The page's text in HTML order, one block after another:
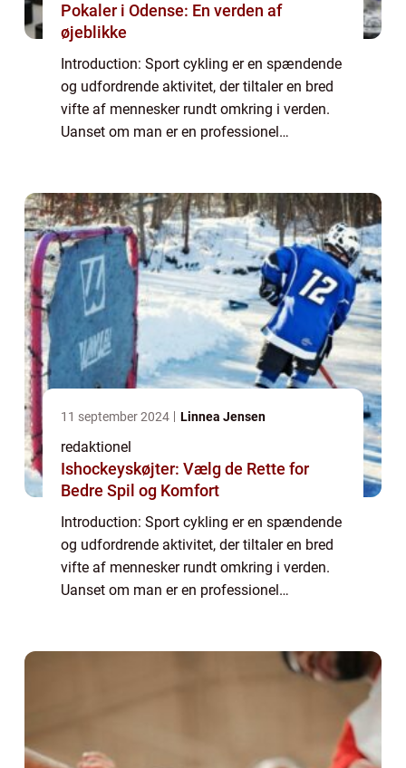
Pokaler i Odense: En verden af
øjeblikke
Introduction: Sport cykling er en spændende
og udfordrende aktivitet, der tiltaler en bred
vifte af mennesker rundt omkring i verden.
Uanset om man er en professionel
11 september 2024 Linnea Jensen
redaktionel
Ishockeyskøjter: Vælg de Rette for
Bedre Spil og Komfort
Introduction: Sport cykling er en spændende
og udfordrende aktivitet, der tiltaler en bred
vifte af mennesker rundt omkring i verden.
Uanset om man er en professionel